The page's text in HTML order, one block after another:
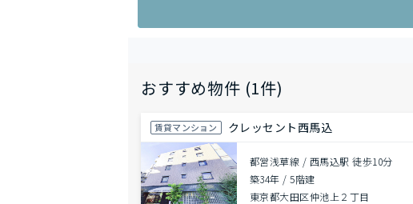
おすすめ物件 (1件)
賃貸マンション クレッセント西馬込
都営浅草線 / 西馬込駅 徒歩10分
築34年 /5階建
東京都大田区仲池上２丁目